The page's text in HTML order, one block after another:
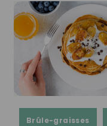
Brûle-graisses